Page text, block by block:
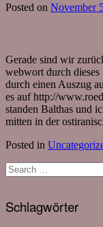
Posted on November
Gerade sind wir
webwort durch
durch einen Auszug
es auf http://
standen Balthas und
mitten in der
Posted in
Schlagwörter